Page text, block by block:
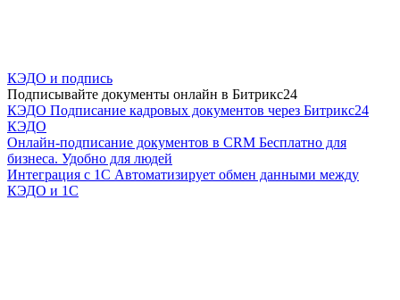
КЭДО и подпись
Подписывайте документы онлайн в Битрикс24
КЭДО Подписание кадровых документов через Битрикс24
КЭДО
Онлайн-подписание документов в CRM Бесплатно для
бизнеса. Удобно для людей
Интеграция с 1С Автоматизирует обмен данными между
КЭДО и 1С